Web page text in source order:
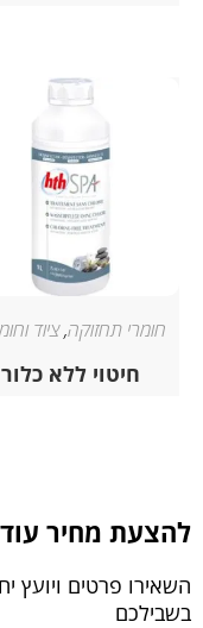
חומרי תחזוקה,ציוד
חיטוי ללא כלור
להצעת מחיר עוד
השאירו פרטים ויועץ
בשבילכם